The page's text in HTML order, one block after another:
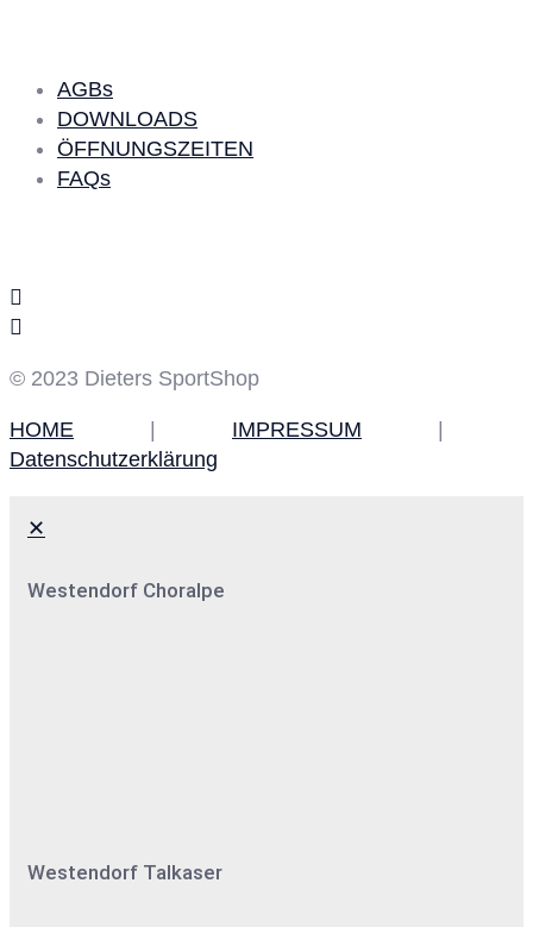
AGBs
DOWNLOADS
ÖFFNUNGSZEITEN
FAQs
© 2023 Dieters SportShop
HOME | IMPRESSUM |
Datenschutzerklärung
✕
Westendorf Choralpe
Westendorf Talkaser